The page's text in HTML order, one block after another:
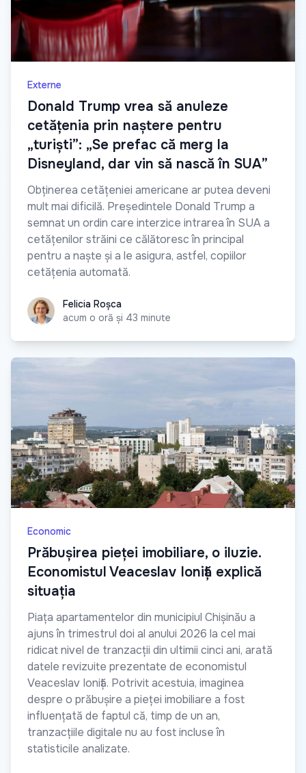
Externe
Donald Trump vrea să anuleze
cetățenia prin naștere pentru
„turiști”: „Se prefac că merg la
Disneyland, dar vin să nască în SUA”
Obținerea cetățeniei americane ar putea deveni
mult mai dificilă. Președintele Donald Trump a
semnat un ordin care interzice intrarea în SUA a
cetățenilor străini ce călătoresc în principal
pentru a naște și a le asigura, astfel, copiilor
cetățenia automată.
Felicia RoșcaFelicia Roșca
acum o oră și 43 minute
Economic
Prăbușirea pieței imobiliare, o iluzie.
Economistul Veaceslav Ioniță explică
situația
Piața apartamentelor din municipiul Chișinău a
ajuns în trimestrul doi al anului 2026 la cel mai
ridicat nivel de tranzacții din ultimii cinci ani, arată
datele revizuite prezentate de economistul
Veaceslav Ioniță. Potrivit acestuia, imaginea
despre o prăbușire a pieței imobiliare a fost
influențată de faptul că, timp de un an,
tranzacțiile digitale nu au fost incluse în
statisticile analizate.